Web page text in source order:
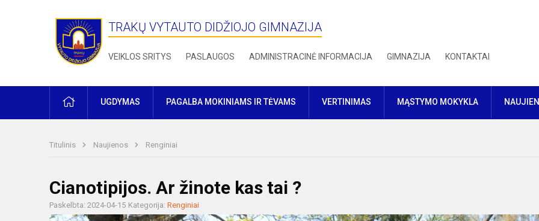
TRAKŲ VYTAUTO DIDŽIOJO GIMNAZIJA
VEIKLOS SRITYS PASLAUGOS ADMINISTRACINĖ INFORMACIJA GIMNAZIJA KONTAKTAI
PRADŽIAUGDYMAS PAGALBA MOKINIAMS IR TĖVAMS VERTINIMAS MĄSTYMO MOKYKLA
Titulinis Naujienos Renginiai
Cianotipijos. Ar žinote kas tai ?
Paskelbta: 2024-04-15 Kategorija: Renginiai